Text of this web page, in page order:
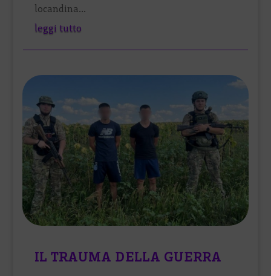
locandina...
leggi tutto
IL TRAUMA DELLA GUERRA